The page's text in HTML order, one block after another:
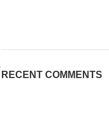
RECENT COMMENTS